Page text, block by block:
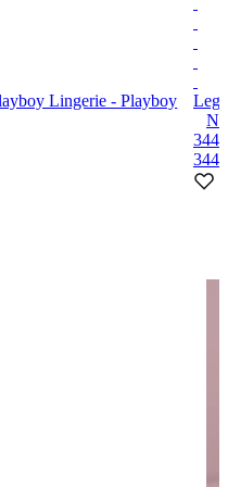
Lingerie - Playboy
Leg
344
344